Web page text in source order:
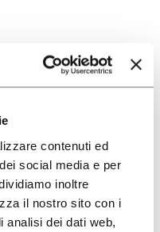
contenuti ed
social media e per
inoltre
il nostro sito con i
analisi dei dati web,